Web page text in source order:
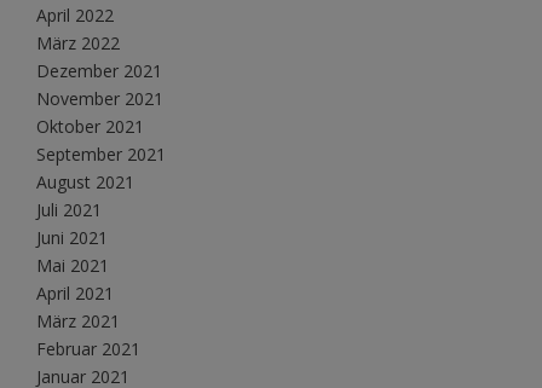
April 2022
März 2022
Dezember 2021
November 2021
Oktober 2021
September 2021
August 2021
Juli 2021
Juni 2021
Mai 2021
April 2021
März 2021
Februar 2021
Januar 2021